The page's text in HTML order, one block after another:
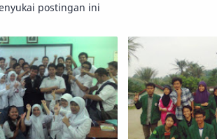
postingan ini